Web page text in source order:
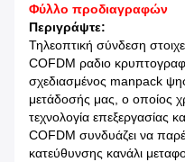
Φύλλο προδιαγραφών
Περιγράψτε:
Τηλεοπτική σύνδεση
COFDM ραδιο
σχεδιασμένος manpack
μετάδοσής μας, ο οποίος
τεχνολογία επεξεργασίας
COFDM συνδυάζει να
κατεύθυνσης κανάλι